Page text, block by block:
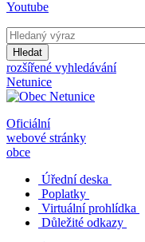
Youtube
Hledat
rozšířené vyhledávání
Netunice
Oficiální
webové stránky
obce
Úřední deska
Poplatky
Virtuální prohlídka
Důležité odkazy